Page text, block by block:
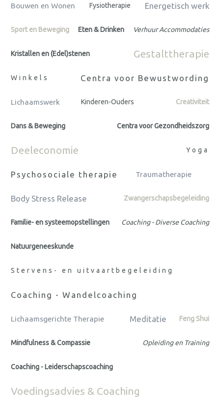
Bouwen en Wonen Fysiotherapie Energetisch werk
Sport en Beweging Eten & Drinken Verhuur Accommodaties
Kristallen en (Edel)stenen Gestalttherapie
Winkels Centra voor Bewustwording
Lichaamswerk Kinderen-Ouders Creativiteit
Dans & Beweging Centra voor Gezondheidszorg
Deeleconomie Yoga
Psychosociale therapie Traumatherapie
Body Stress Release Zwangerschapsbegeleiding
Familie- en systeemopstellingen Coaching - Diverse Coaching
Natuurgeneeskunde
Stervens- en uitvaartbegeleiding
Coaching - Wandelcoaching
Lichaamsgerichte Therapie Meditatie Feng Shui
Mindfulness & Compassie Opleiding en Training
Coaching - Leiderschapscoaching
Voedingsadvies & Coaching